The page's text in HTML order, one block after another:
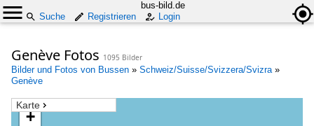
bus-bild.de
Suche
Registrieren Login
Genève Fotos 1095 Bilder
Bilder und Fotos von Bussen » Schweiz/Suisse/Svizzera/Svizra»
Genève
Karte
+